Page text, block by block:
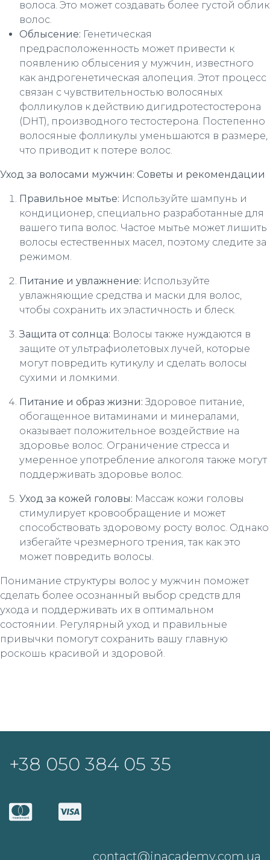
волоса. Это может создавать более густой облик
волос.
Облысение: Генетическая
предрасположенность может привести к
появлению облысения у мужчин, известного
как андрогенетическая алопеция. Этот процесс
связан с чувствительностью волосяных
фолликулов к действию дигидротестостерона
(DHT), производного тестостерона. Постепенно
волосяные фолликулы уменьшаются в размере,
что приводит к потере волос.
Уход за волосами мужчин: Советы и рекомендации
Правильное мытье: Используйте шампунь и
кондиционер, специально разработанные для
вашего типа волос. Частое мытье может лишить
волосы естественных масел, поэтому следите за
режимом.
Питание и увлажнение: Используйте
увлажняющие средства и маски для волос,
чтобы сохранить их эластичность и блеск.
Защита от солнца: Волосы также нуждаются в
защите от ультрафиолетовых лучей, которые
могут повредить кутикулу и сделать волосы
сухими и ломкими.
Питание и образ жизни: Здоровое питание,
обогащенное витаминами и минералами,
оказывает положительное воздействие на
здоровье волос. Ограничение стресса и
умеренное употребление алкоголя также могут
поддерживать здоровье волос.
Уход за кожей головы: Массаж кожи головы
стимулирует кровообращение и может
способствовать здоровому росту волос. Однако
избегайте чрезмерного трения, так как это
может повредить волосы.
Понимание структуры волос у мужчин поможет
сделать более осознанный выбор средств для
ухода и поддерживать их в оптимальном
состоянии. Регулярный уход и правильные
привычки помогут сохранить вашу главную
роскошь красивой и здоровой.
+38 050 384 05 35
contact@jnacademy.com.ua